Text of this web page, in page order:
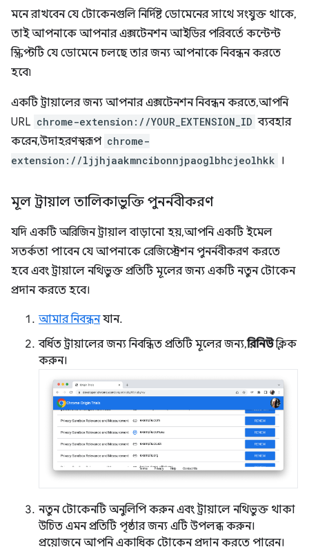
মনে রাখবেন যে টোকেনগুলি নির্দিষ্ট ডোমেনের সাথে সংযুক্ত থাকে,
তাই আপনাকে আপনার এক্সটেনশন আইডির পরিবর্তে কন্টেন্ট
স্ক্রিপ্টটি যে ডোমেনে চলছে তার জন্য আপনাকে নিবন্ধন করতে
হবে৷
একটি ট্রায়ালের জন্য আপনার এক্সটেনশন নিবন্ধন করতে, আপনি
URL chrome-extension://YOUR_EXTENSION_ID ব্যবহার
করেন, উদাহরণস্বরূপ chrome-
extension://ljjhjaakmncibonnjpaoglbhcjeolhkk ।
মূল ট্রায়াল তালিকাভুক্তি পুনর্নবীকরণ
যদি একটি অরিজিন ট্রায়াল বাড়ানো হয়, আপনি একটি ইমেল
সতর্কতা পাবেন যে আপনাকে রেজিস্ট্রেশন পুনর্নবীকরণ করতে
হবে এবং ট্রায়ালে নথিভুক্ত প্রতিটি মূলের জন্য একটি নতুন টোকেন
প্রদান করতে হবে।
আমার নিবন্ধনযান.
বর্ধিত ট্রায়ালের জন্য নিবন্ধিত প্রতিটি মূলের জন্য,রিনিউক্লিক
করুন।
নতুন টোকেনটি অনুলিপি করুন এবং ট্রায়ালে নথিভুক্ত থাকা
উচিত এমন প্রতিটি পৃষ্ঠার জন্য এটি উপলব্ধ করুন।
প্রয়োজনে আপনি একাধিক টোকেন প্রদান করতে পারেন।